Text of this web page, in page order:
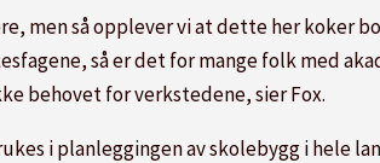
men så opplever vi at dette her koker
så er det for mange folk med
behovet for verkstedene, sier Fox.
i planleggingen av skolebygg i hele